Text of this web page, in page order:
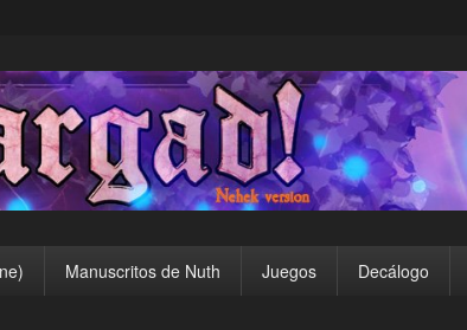
Manuscritos de Nuth Juegos Decálogo